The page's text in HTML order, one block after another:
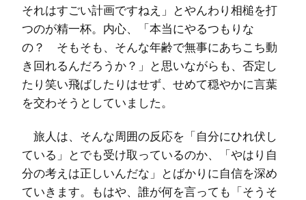
それはすごい計画ですねえ」とやんわり相槌を打
つのが精一杯。内心、「本当にやるつもりな
の？ そもそも、そんな年齢で無事にあちこち動
き回れるんだろうか？」と思いながらも、否定し
たり笑い飛ばしたりはせず、せめて穏やかに言葉
を交わそうとしていました。
旅人は、そんな周囲の反応を「自分にひれ伏し
ている」とでも受け取っているのか、「やはり自
分の考えは正しいんだな」とばかりに自信を深め
ていきます。もはや、誰が何を言っても「そうそ